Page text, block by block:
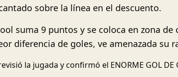
sobre la línea en el descuento.
suma 9 puntos y se coloca en zona
diferencia de goles, ve amenazada su
revisió la jugada y confirmó el ENORME GOL